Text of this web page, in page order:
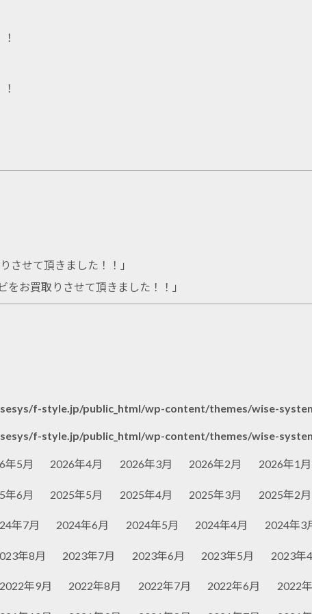
させて頂きました！！ 」
お買取りさせて頂きました！！ 」
f-style.jp/public_html/wp-content/themes/wise-
f-style.jp/public_html/wp-content/themes/wise-
年5月 2026年4月 2026年3月 2026年2月 2026年1月
年6月 2025年5月 2025年4月 2025年3月 2025年2月
年7月 2024年6月 2024年5月 2024年4月 2024年3
年8月 2023年7月 2023年6月 2023年5月 2023年
2022年9月 2022年8月 2022年7月 2022年6月 2022